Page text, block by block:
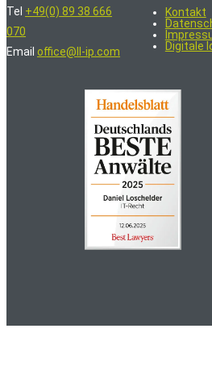
Tel +49(0) 89 38 666
070
Email office@ll-ip.com
Kontakt
Digitale